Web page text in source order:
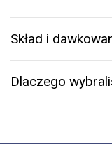
Skład i
Dlaczego